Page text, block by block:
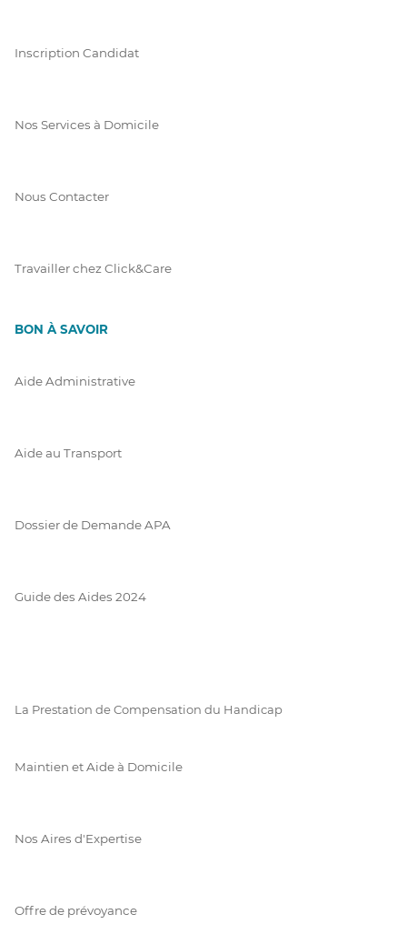
Inscription Candidat
Nos Services à Domicile
Nous Contacter
Travailler chez Click&Care
BON À SAVOIR
Aide Administrative
Aide au Transport
Dossier de Demande APA
Guide des Aides 2024
La Prestation de Compensation du Handicap
Maintien et Aide à Domicile
Nos Aires d'Expertise
Offre de prévoyance